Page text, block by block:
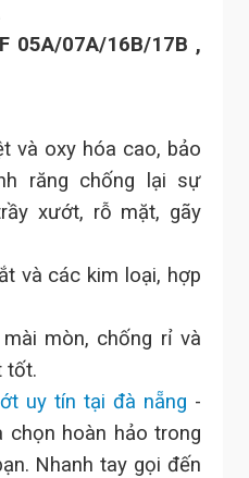
07A/16B/17B ,
và oxy hóa cao, bảo
răng chống lại sự
xướt, rỗ mặt, gãy
và các kim loại, hợp
mòn, chống rỉ và
tốt.
uy tín tại đà nẵng -
hoàn hảo trong
Nhanh tay gọi đến